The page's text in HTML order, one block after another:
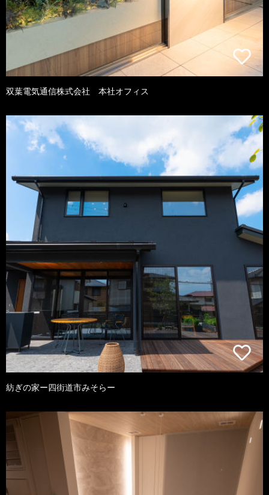
双葉電気通信株式会社 本社オフィス
紡ぎの家ー四街道市みそらー